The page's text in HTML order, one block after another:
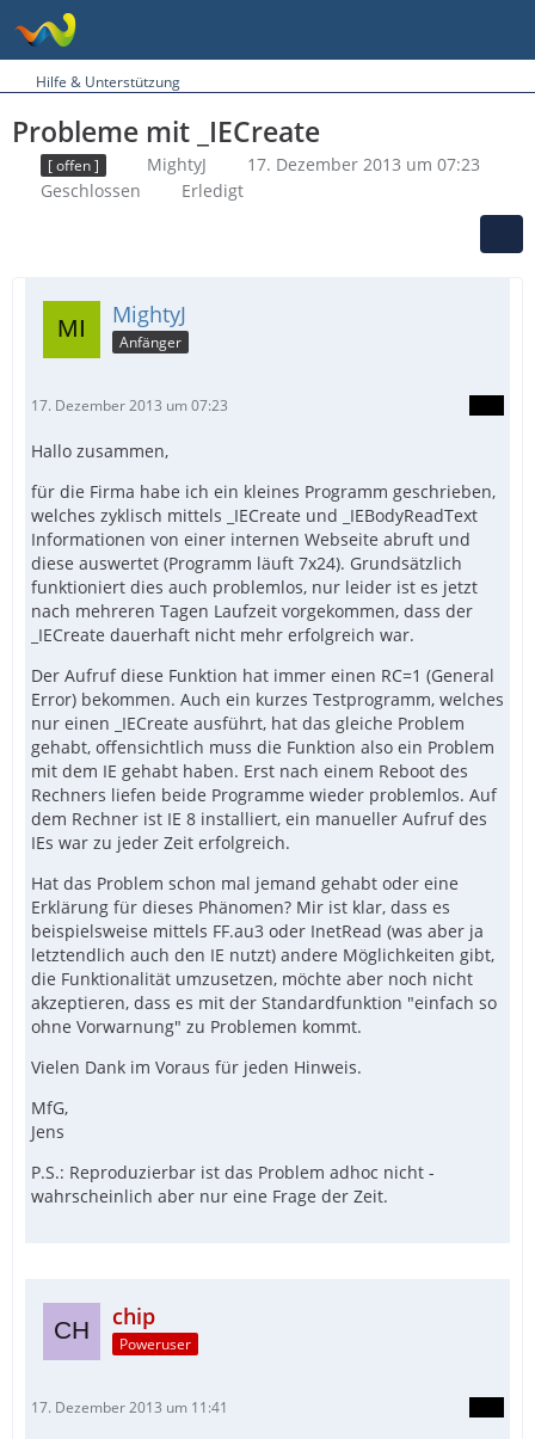
Hilfe & Unterstützung
Probleme mit _IECreate
[ offen ] MightyJ
17. Dezember 2013 um 07:23
Geschlossen
Erledigt
MightyJ
Anfänger
17. Dezember 2013 um 07:23
Hallo zusammen,
für die Firma habe ich ein kleines Programm geschrieben,
welches zyklisch mittels _IECreate und _IEBodyReadText
Informationen von einer internen Webseite abruft und
diese auswertet (Programm läuft 7x24). Grundsätzlich
funktioniert dies auch problemlos, nur leider ist es jetzt
nach mehreren Tagen Laufzeit vorgekommen, dass der
_IECreate dauerhaft nicht mehr erfolgreich war.
Der Aufruf diese Funktion hat immer einen RC=1 (General
Error) bekommen. Auch ein kurzes Testprogramm, welches
nur einen _IECreate ausführt, hat das gleiche Problem
gehabt, offensichtlich muss die Funktion also ein Problem
mit dem IE gehabt haben. Erst nach einem Reboot des
Rechners liefen beide Programme wieder problemlos. Auf
dem Rechner ist IE 8 installiert, ein manueller Aufruf des
IEs war zu jeder Zeit erfolgreich.
Hat das Problem schon mal jemand gehabt oder eine
Erklärung für dieses Phänomen? Mir ist klar, dass es
beispielsweise mittels FF.au3 oder InetRead (was aber ja
letztendlich auch den IE nutzt) andere Möglichkeiten gibt,
die Funktionalität umzusetzen, möchte aber noch nicht
akzeptieren, dass es mit der Standardfunktion "einfach so
ohne Vorwarnung" zu Problemen kommt.
Vielen Dank im Voraus für jeden Hinweis.
MfG,
Jens
P.S.: Reproduzierbar ist das Problem adhoc nicht -
wahrscheinlich aber nur eine Frage der Zeit.
chip
Poweruser
17. Dezember 2013 um 11:41